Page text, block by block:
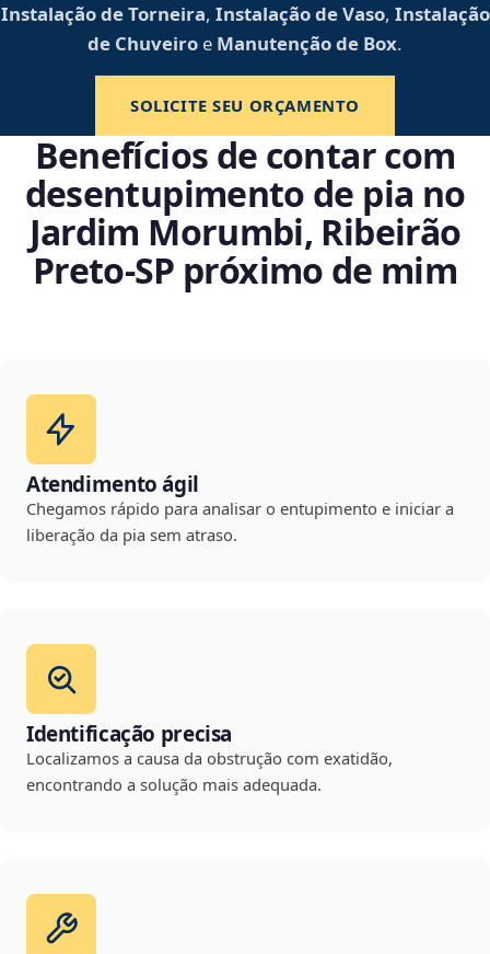
Instalação de Torneira, Instalação de Vaso, Instalação
de Chuveiro e Manutenção de Box.
SOLICITE SEU ORÇAMENTO
Benefícios de contar com
desentupimento de pia no
Jardim Morumbi, Ribeirão
Preto‑SP próximo de mim
Atendimento ágil
Chegamos rápido para analisar o entupimento e iniciar a
liberação da pia sem atraso.
Identificação precisa
Localizamos a causa da obstrução com exatidão,
encontrando a solução mais adequada.